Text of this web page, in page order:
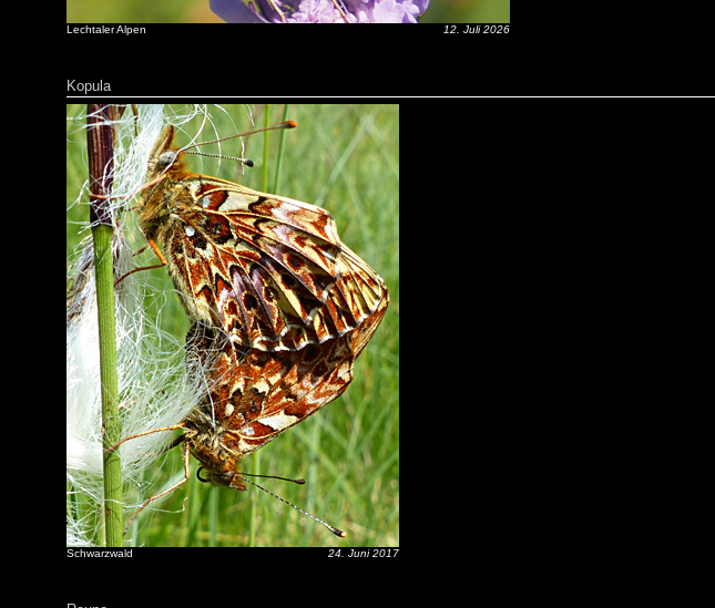
Lechtaler Alpen 12. Juli 2026
Kopula
Schwarzwald 24. Juni 2017